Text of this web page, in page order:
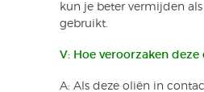
kun je beter vermijden
gebruikt.
V: Hoe veroorzaken deze
A: Als deze oliën in